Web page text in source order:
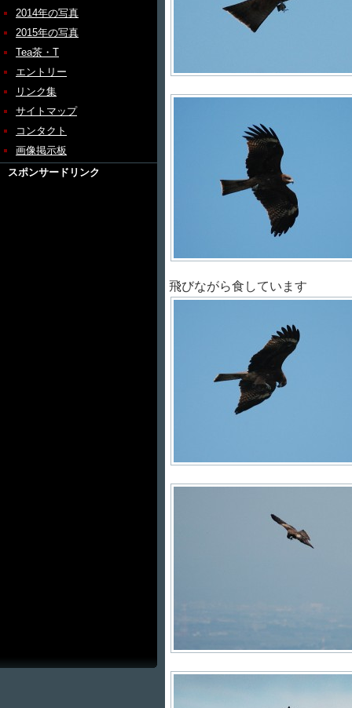
2014年の写真
2015年の写真
Tea茶・T
エントリー
リンク集
サイトマップ
コンタクト
画像掲示板
スポンサードリンク
飛びながら食しています